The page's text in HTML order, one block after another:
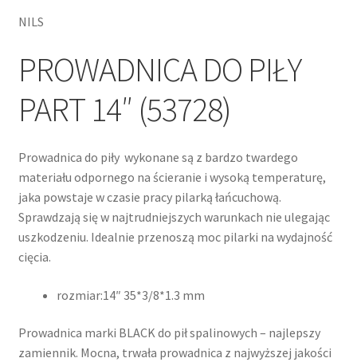
NILS
PROWADNICA DO PIŁY
PART 14″ (53728)
Prowadnica do piły wykonane są z bardzo twardego
materiału odpornego na ścieranie i wysoką temperaturę,
jaka powstaje w czasie pracy pilarką łańcuchową.
Sprawdzają się w najtrudniejszych warunkach nie ulegając
uszkodzeniu. Idealnie przenoszą moc pilarki na wydajność
cięcia.
rozmiar:14″ 35*3/8*1.3 mm
Prowadnica marki BLACK do pił spalinowych – najlepszy
zamiennik. Mocna, trwała prowadnica z najwyższej jakości